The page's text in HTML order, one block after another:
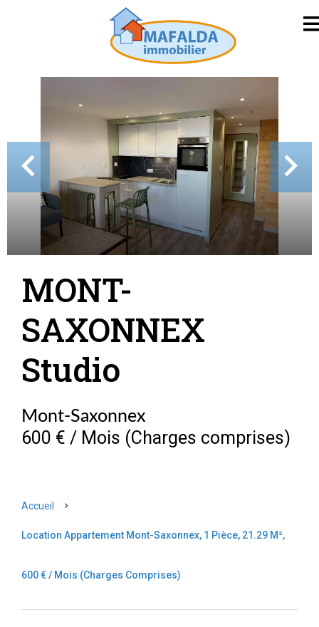
MONT-
SAXONNEX
Studio
Mont-Saxonnex
600 € / Mois (Charges comprises)
Accueil
Location Appartement Mont-Saxonnex, 1 Pièce, 21.29 M²,
600 € / Mois (Charges Comprises)